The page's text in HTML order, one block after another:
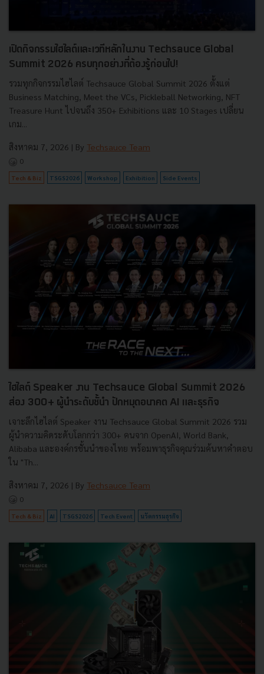
เปิดกิจกรรมไฮไลต์และเวทีหลักในงาน Techsauce Global
Summit 2026 ครบทุกอย่างที่ต้องรู้ก่อนไป!
รวมทุกกิจกรรมไฮไลต์ Techsauce Global Summit 2026 ตั้งแต่
Business Matching, Meet the VCs, Pickleball Networking, NFT
Treasure Hunt ไปจนถึง 350+ Exhibitions และ 10 Stages เปลี่ยน
เกม...
สิงหาคม 7, 2026 | By Techsauce Team
0
Tech & Biz TSGS2026 Workshop Exhibition Side Events
ไฮไลต์ Speaker งาน Techsauce Global Summit 2026
ส่อง 300+ ผู้นำระดับชั้นำ ปักหมุดอนาคต AI และธุรกิจ
เจาะลึกไฮไลต์ Speaker งาน Techsauce Global Summit 2026 รวม
ผู้นำความคิดระดับโลกกว่า 300+ คนจาก OpenAI, World Bank,
Alibaba และองค์กรชั้นนำของไทย พร้อมพาธุรกิจคุณร่วมค้นหาคำตอบ
ใน "Th...
สิงหาคม 7, 2026 | By Techsauce Team
0
Tech & Biz AI TSGS2026 Tech Event นวัตกรรมธุรกิจ